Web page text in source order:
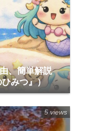
、簡単解説
みつ』）
5 views